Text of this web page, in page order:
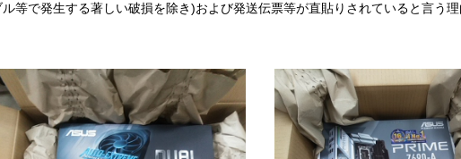
等で発生する著しい破損を除き)および発送伝票等が直貼りされていると言う